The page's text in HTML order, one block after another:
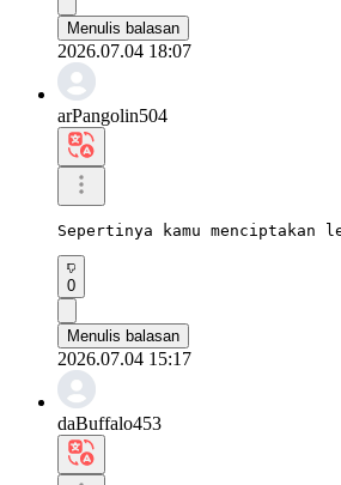
Menulis balasan
2026.07.04 18:07
arPangolin504
Sepertinya kamu
0
Menulis balasan
2026.07.04 15:17
daBuffalo453